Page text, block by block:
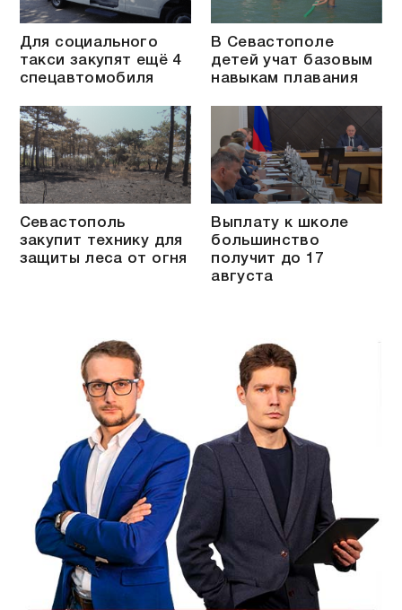
Для социального
такси закупят ещё 4
спецавтомобиля
В Севастополе
детей учат базовым
навыкам плавания
Севастополь
закупит технику для
защиты леса от огня
Выплату к школе
большинство
получит до 17
августа